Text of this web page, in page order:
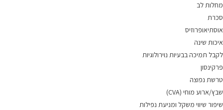
מחלות לב
סכרת
אוסתיאופרוזיס
איכות שינה
לקבל תמיכה בבעיות נוירולוגיות
פרקינסון
טרשת נפוצה
שבץ/ארוע מוחי (CVA)
שיפור שיווי משקל ומניעת נפילות